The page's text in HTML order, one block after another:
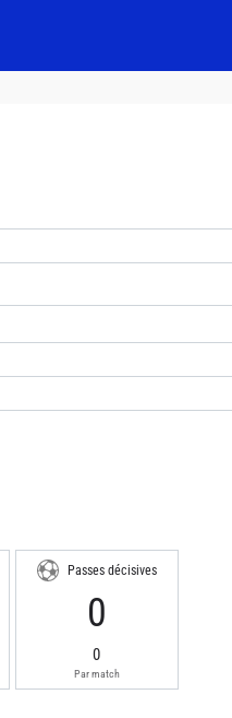
Passes décisives
0
0
Par match